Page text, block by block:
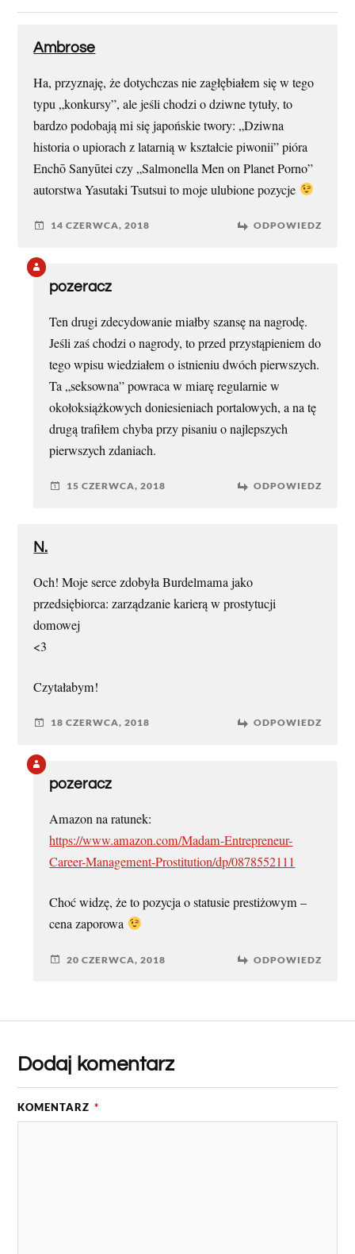
Ambrose
Ha, przyznaję, że dotychczas nie zagłębiałem się w tego
typu „konkursy”, ale jeśli chodzi o dziwne tytuły, to
bardzo podobają mi się japońskie twory: „Dziwna
historia o upiorach z latarnią w kształcie piwonii” pióra
Enchō Sanyūtei czy „Salmonella Men on Planet Porno”
autorstwa Yasutaki Tsutsui to moje ulubione pozycje
14 CZERWCA, 2018 ODPOWIEDZ
pozeracz
Ten drugi zdecydowanie miałby szansę na nagrodę.
Jeśli zaś chodzi o nagrody, to przed przystąpieniem do
tego wpisu wiedziałem o istnieniu dwóch pierwszych.
Ta „seksowna” powraca w miarę regularnie w
okołoksiążkowych doniesieniach portalowych, a na tę
drugą trafiłem chyba przy pisaniu o najlepszych
pierwszych zdaniach.
15 CZERWCA, 2018 ODPOWIEDZ
N.
Och! Moje serce zdobyła Burdelmama jako
przedsiębiorca: zarządzanie karierą w prostytucji
domowej
<3
Czytałabym!
18 CZERWCA, 2018 ODPOWIEDZ
pozeracz
Amazon na ratunek:
https://www.amazon.com/Madam-Entrepreneur-
Career-Management-Prostitution/dp/0878552111
Choć widzę, że to pozycja o statusie prestiżowym –
cena zaporowa
20 CZERWCA, 2018 ODPOWIEDZ
Dodaj komentarz
KOMENTARZ *